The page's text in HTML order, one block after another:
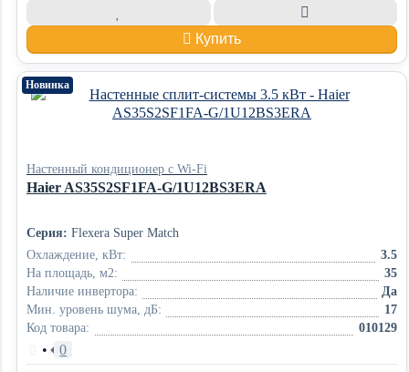
Купить
Новинка
Настенный кондиционер с Wi-Fi
Haier AS35S2SF1FA-G/1U12BS3ERA
Серия: Flexera Super Match
Охлаждение, кВт:
3.5
На площадь, м2:
35
Наличие инвертора:
Да
Мин. уровень шума, дБ:
17
Код товара:
010129
• 0